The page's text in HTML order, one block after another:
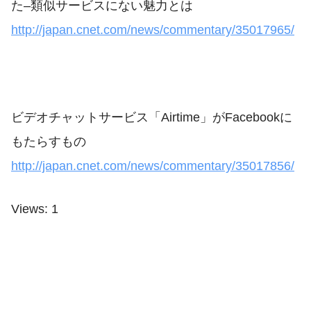
た–類似サービスにない魅力とは
http://japan.cnet.com/news/commentary/35017965/
ビデオチャットサービス「Airtime」がFacebookに
もたらすもの
http://japan.cnet.com/news/commentary/35017856/
Views: 1